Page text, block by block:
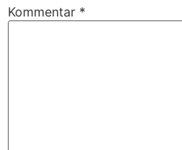
Kommentar *